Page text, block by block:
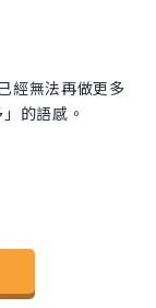
經無法再做更多
的語感。